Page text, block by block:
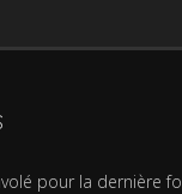
pour la dernière